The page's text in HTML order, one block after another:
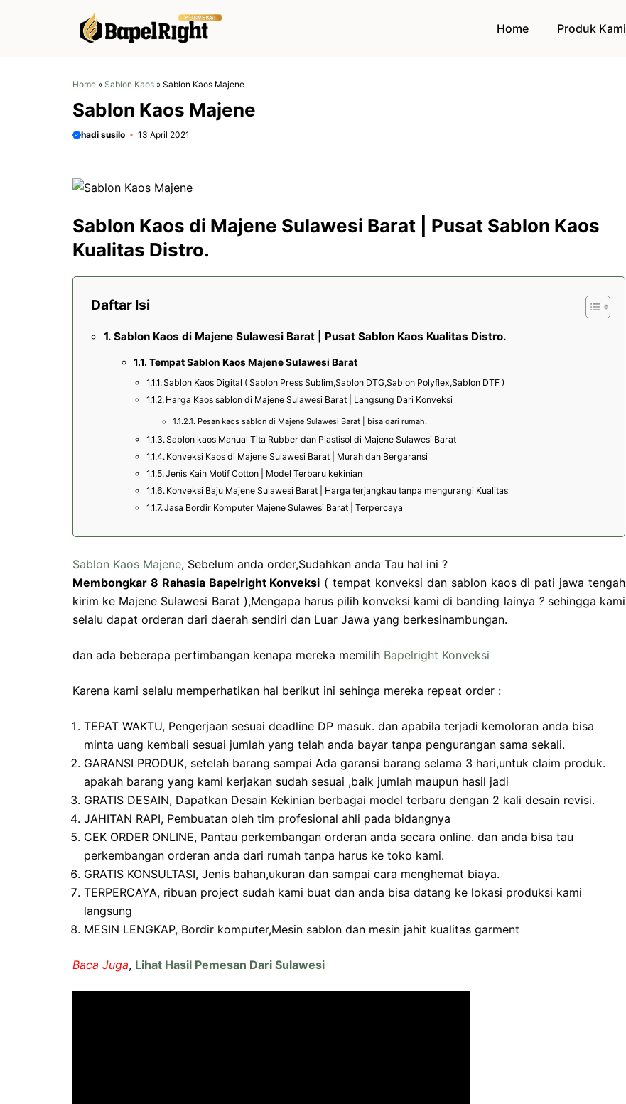
Home Produk Kami
Home » Sablon Kaos » Sablon Kaos Majene
Sablon Kaos Majene
hadi susilo 13 April 2021
Sablon Kaos di Majene Sulawesi Barat | Pusat Sablon Kaos
Kualitas Distro.
Daftar Isi
Sablon Kaos di Majene Sulawesi Barat | Pusat Sablon Kaos Kualitas Distro.
Tempat Sablon Kaos Majene Sulawesi Barat
Sablon Kaos Digital ( Sablon Press Sublim,Sablon DTG,Sablon Polyflex,Sablon DTF )
Harga Kaos sablon di Majene Sulawesi Barat | Langsung Dari Konveksi
Pesan kaos sablon di Majene Sulawesi Barat | bisa dari rumah.
Sablon kaos Manual Tita Rubber dan Plastisol di Majene Sulawesi Barat
Konveksi Kaos di Majene Sulawesi Barat | Murah dan Bergaransi
Jenis Kain Motif Cotton | Model Terbaru kekinian
Konveksi Baju Majene Sulawesi Barat | Harga terjangkau tanpa mengurangi Kualitas
Jasa Bordir Komputer Majene Sulawesi Barat | Terpercaya
Sablon Kaos Majene, Sebelum anda order,Sudahkan anda Tau hal ini ?
Membongkar 8 Rahasia Bapelright Konveksi ( tempat konveksi dan sablon kaos di pati jawa tengah
kirim ke Majene Sulawesi Barat ),Mengapa harus pilih konveksi kami di banding lainya ?sehingga kami
selalu dapat orderan dari daerah sendiri dan Luar Jawa yang berkesinambungan.
dan ada beberapa pertimbangan kenapa mereka memilih Bapelright Konveksi
Karena kami selalu memperhatikan hal berikut ini sehinga mereka repeat order :
TEPAT WAKTU, Pengerjaan sesuai deadline DP masuk. dan apabila terjadi kemoloran anda bisa
minta uang kembali sesuai jumlah yang telah anda bayar tanpa pengurangan sama sekali.
GARANSI PRODUK, setelah barang sampai Ada garansi barang selama 3 hari,untuk claim produk.
apakah barang yang kami kerjakan sudah sesuai ,baik jumlah maupun hasil jadi
GRATIS DESAIN, Dapatkan Desain Kekinian berbagai model terbaru dengan 2 kali desain revisi.
JAHITAN RAPI, Pembuatan oleh tim profesional ahli pada bidangnya
CEK ORDER ONLINE, Pantau perkembangan orderan anda secara online. dan anda bisa tau
perkembangan orderan anda dari rumah tanpa harus ke toko kami.
GRATIS KONSULTASI, Jenis bahan,ukuran dan sampai cara menghemat biaya.
TERPERCAYA, ribuan project sudah kami buat dan anda bisa datang ke lokasi produksi kami
langsung
MESIN LENGKAP, Bordir komputer,Mesin sablon dan mesin jahit kualitas garment
Baca Juga, Lihat Hasil Pemesan Dari Sulawesi